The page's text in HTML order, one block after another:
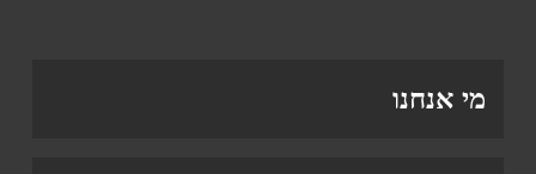
מי אנחנו